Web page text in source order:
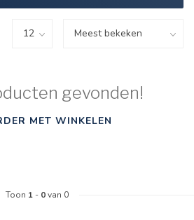
gevonden!
MET WINKELEN
Toon 1 - 0van 0